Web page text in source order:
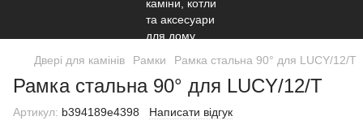
Двері для камінів Рамки Рамка стальна 90° для LUCY/12/T
Рамка стальна 90° для LUCY/12/T
Артикул: b394189e4398 Написати відгук